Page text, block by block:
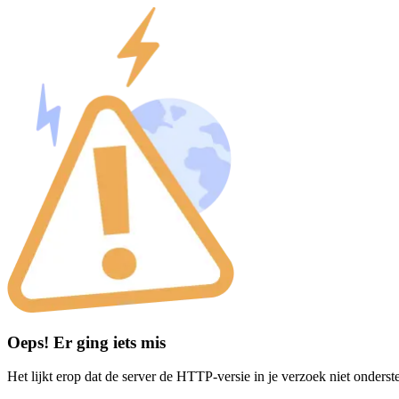
Oeps! Er ging iets mis
Het lijkt erop dat de server de HTTP-versie in je verzoek niet